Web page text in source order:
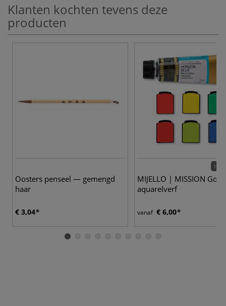
Klanten kochten tevens deze
producten
Oosters penseel — gemengd
haar
€ 3,04
126
MIJELLO | MISSION Gold
aquarelverf
vanaf € 6,00